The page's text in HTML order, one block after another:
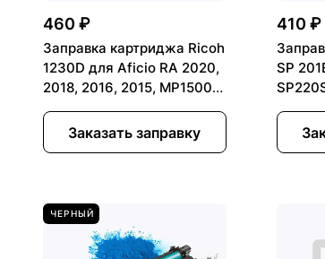
460 ₽
Заправка картриджа Ricoh
1230D для Aficio RA 2020,
2018, 2016, 2015, MP1500,
MP1900, MP1600, MP2000
Заказать заправку
410 ₽
SP
ЧЕРНЫЙ